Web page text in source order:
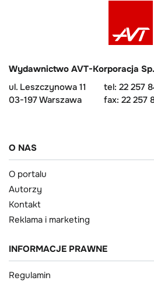
Wydawnictwo AVT-Korporacja
ul. Leszczynowa 11
03-197 Warszawa
tel: 22 257
fax: 22 257
O NAS
O portalu
Autorzy
Kontakt
Reklama i marketing
INFORMACJE PRAWNE
Regulamin